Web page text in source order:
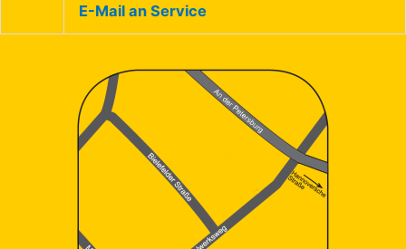
E-Mail an Service